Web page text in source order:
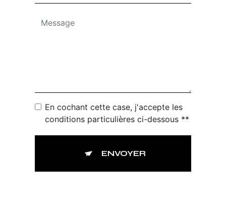
En cochant cette case, j'accepte les
conditions particulières ci-dessous **
ENVOYER